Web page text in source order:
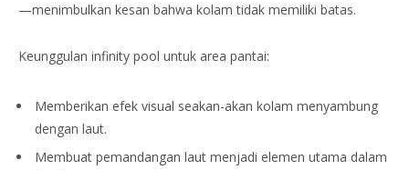
—menimbulkan kesan bahwa kolam tidak memiliki batas.
Keunggulan infinity pool untuk area pantai:
Memberikan efek visual seakan-akan kolam menyambung
dengan laut.
Membuat pemandangan laut menjadi elemen utama dalam